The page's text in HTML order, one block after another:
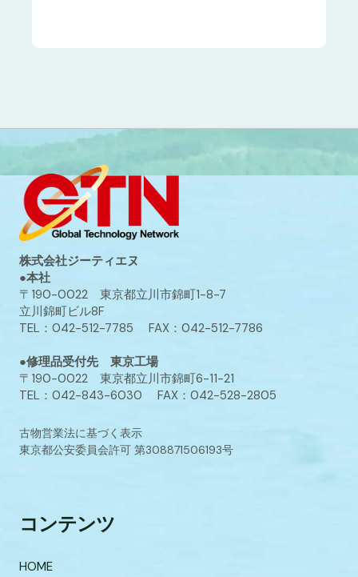
株式会社ジーティエヌ
●本社
〒190-0022 東京都立川市錦町1-8-7
立川錦町ビル8F
TEL：042-512-7785 FAX：042-512-7786
●修理品受付先 東京工場
〒190-0022 東京都立川市錦町6-11-21
TEL：042-843-6030 FAX：042-528-2805
古物営業法に基づく表示
東京都公安委員会許可 第308871506193号
コンテンツ
HOME